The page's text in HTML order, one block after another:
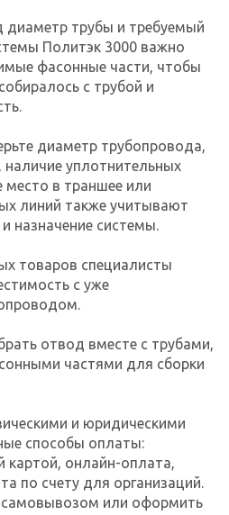
трубы и требуемый
Политэк 3000 важно
фасонные части, чтобы
с трубой и
диаметр трубопровода,
уплотнительных
место в траншее или
линий также учитывают
назначение системы.
товаров специалисты
с уже
отвод вместе с трубами,
частями для сборки
и юридическими
способы оплаты:
картой, онлайн-оплата,
по счету для организаций.
или оформить